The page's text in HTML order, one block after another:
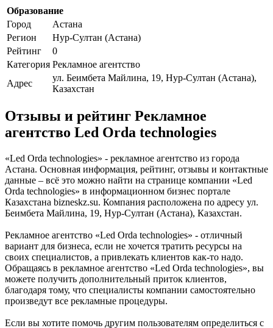
Образование
Город
Астана
Регион
Нур-Султан (Астана)
Рейтинг
0
Категория Рекламное агентство
Адрес
ул. Беимбета Майлина, 19, Нур-Султан (Астана),
Казахстан
Отзывы и рейтинг Рекламное
агентство Led Orda technologies
«Led Orda technologies» - рекламное агентство из города
Астана. Основная информация, рейтинг, отзывы и контактные
данные – всё это можно найти на странице компании «Led
Orda technologies» в информационном бизнес портале
Казахстана bizneskz.su. Компания расположена по адресу ул.
Беимбета Майлина, 19, Нур-Султан (Астана), Казахстан.
Рекламное агентство «Led Orda technologies» - отличный
вариант для бизнеса, если не хочется тратить ресурсы на
своих специалистов, а привлекать клиентов как-то надо.
Обращаясь в рекламное агентство «Led Orda technologies», вы
можете получить дополнительный приток клиентов,
благодаря тому, что специалисты компании самостоятельно
произведут все рекламные процедуры.
Если вы хотите помочь другим пользователям определиться с